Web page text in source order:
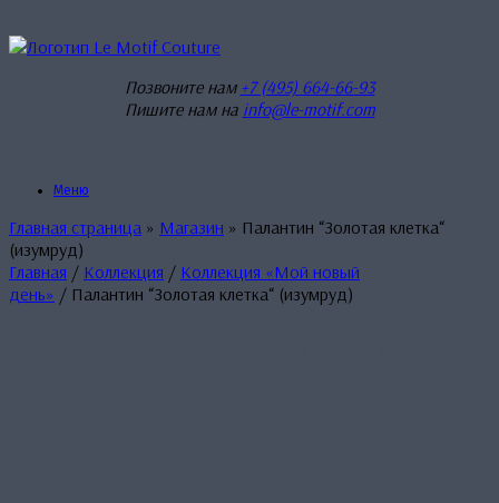
к
Позвоните нам +7 (495) 664-66-93
Пишите нам на info@le-motif.com
Меню
Главная страница » Магазин » Палантин “Золотая клетка“
(изумруд)
Главная / Коллекция / Коллекция «Мой новый
день» / Палантин “Золотая клетка“ (изумруд)